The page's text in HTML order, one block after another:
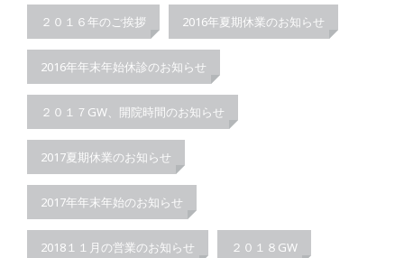
２０１６年のご挨拶 2016年夏期休業のお知らせ
2016年年末年始休診のお知らせ
２０１７GW、開院時間のお知らせ
2017夏期休業のお知らせ
2017年年末年始のお知らせ
2018１１月の営業のお知らせ ２０１８GW